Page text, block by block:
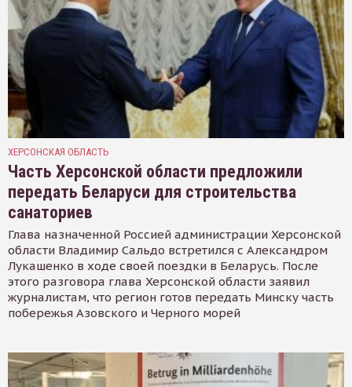
ХЕРСОНСКАЯ ОБЛАСТЬ
Часть Херсонской области предложили
передать Беларуси для строительства
санаториев
Глава назначенной Россией администрации Херсонской
области Владимир Сальдо встретился с Александром
Лукашенко в ходе своей поездки в Беларусь. После
этого разговора глава Херсонской области заявил
журналистам, что регион готов передать Минску часть
побережья Азовского и Черного морей